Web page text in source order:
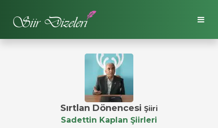
Sırtlan Dönencesi Şiiri
Sadettin Kaplan Şiirleri